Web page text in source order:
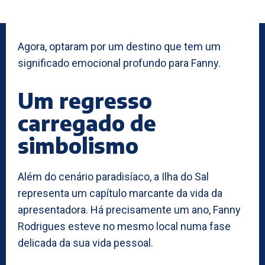
Agora, optaram por um destino que tem um
significado emocional profundo para Fanny.
Um regresso
carregado de
simbolismo
Além do cenário paradisíaco, a Ilha do Sal
representa um capítulo marcante da vida da
apresentadora. Há precisamente um ano, Fanny
Rodrigues esteve no mesmo local numa fase
delicada da sua vida pessoal.